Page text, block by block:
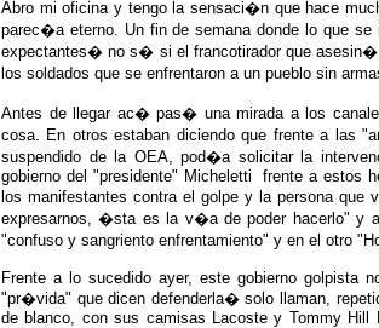
Abro mi oficina y tengo la sensaci�n que hace
parec�a eterno. Un fin de semana donde lo que
expectantes� no s� si el francotirador que
los soldados que se enfrentaron a un pueblo sin
Antes de llegar ac� pas� una mirada a los
cosa. En otros estaban diciendo que frente a las
suspendido de la OEA, pod�a solicitar la
gobierno del "presidente" Micheletti frente a estos
los manifestantes contra el golpe y la persona
expresarnos, �sta es la v�a de poder hacerlo" y
"confuso y sangriento enfrentamiento" y en el otro
Frente a lo sucedido ayer, este gobierno golpista
"pr�vida" que dicen defenderla� solo llaman,
de blanco, con sus camisas Lacoste y Tommy